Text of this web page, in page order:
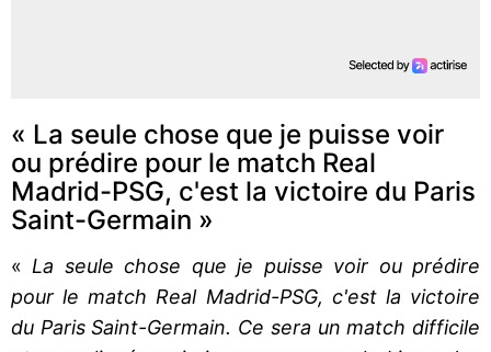
« La seule chose que je puisse voir
ou prédire pour le match Real
Madrid-PSG, c'est la victoire du Paris
Saint-Germain »
« La seule chose que je puisse voir ou prédire
pour le match Real Madrid-PSG, c'est la victoire
du Paris Saint-Germain. Ce sera un match difficile